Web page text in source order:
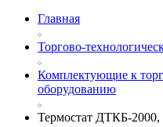
Главная
Торгово-
Комплектующие к
оборудованию
Термостат ДТКБ-2000,